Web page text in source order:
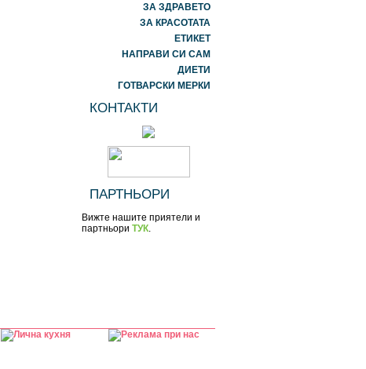
ЗА ЗДРАВЕТО
ЗА КРАСОТАТА
ЕТИКЕТ
НАПРАВИ СИ САМ
ДИЕТИ
ГОТВАРСКИ МЕРКИ
КОНТАКТИ
ПАРТНЬОРИ
Вижте нашите приятели и
партньори ТУК.